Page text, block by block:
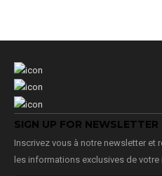
SIGN UP FOR NEWSLETTER
Inscrivez vous à notre newsletter
les informations exclusives de